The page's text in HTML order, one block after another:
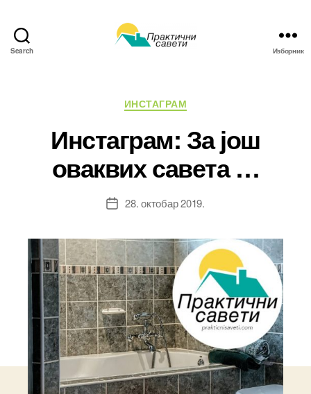
Search Изборник
Категорије
ИНСТАГРАМ
Инстаграм: За још
оваквих савета …
Датум28. октобар 2019.